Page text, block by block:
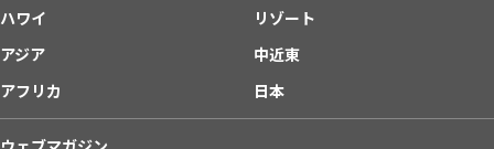
ハワイ
リゾート
アジア
中近東
アフリカ
日本